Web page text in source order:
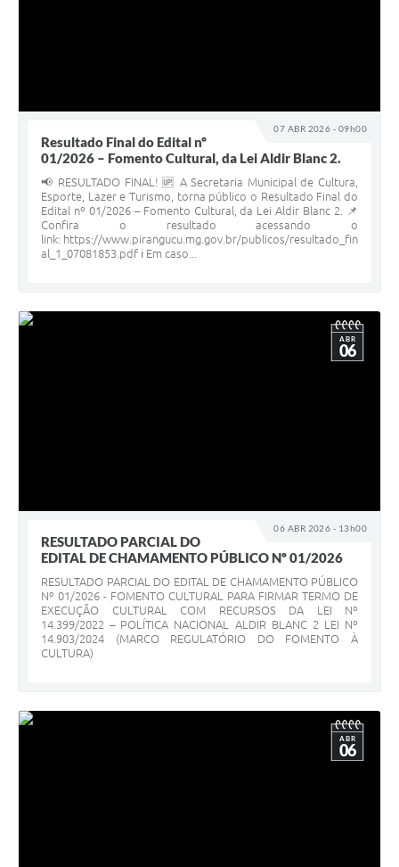
07 ABR 2026 - 09h00
Resultado Final do Edital nº
01/2026 – Fomento Cultural, da Lei Aldir Blanc 2.
📢 RESULTADO FINAL! 🆙 A Secretaria Municipal de Cultura,
Esporte, Lazer e Turismo, torna público o Resultado Final do
Edital nº 01/2026 – Fomento Cultural, da Lei Aldir Blanc 2. 📌
Confira o resultado acessando o
link: https://www.pirangucu.mg.gov.br/publicos/resultado_fin
al_1_07081853.pdf ℹ️ Em caso...
06 ABR 2026 - 13h00
ABR
06
RESULTADO PARCIAL DO
EDITAL DE CHAMAMENTO PÚBLICO Nº 01/2026
RESULTADO PARCIAL DO EDITAL DE CHAMAMENTO PÚBLICO
Nº 01/2026 - FOMENTO CULTURAL PARA FIRMAR TERMO DE
EXECUÇÃO CULTURAL COM RECURSOS DA LEI Nº
14.399/2022 – POLÍTICA NACIONAL ALDIR BLANC 2 LEI Nº
14.903/2024 (MARCO REGULATÓRIO DO FOMENTO À
CULTURA)
ABR
06